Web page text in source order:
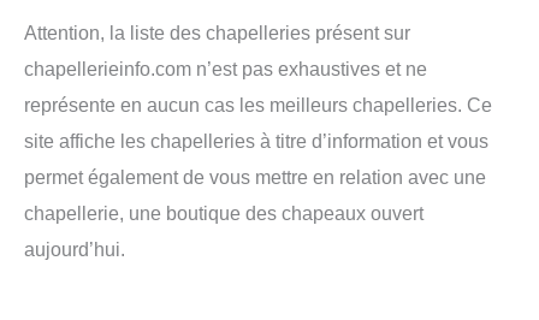
Attention, la liste des chapelleries présent sur
chapellerieinfo.com n’est pas exhaustives et ne
représente en aucun cas les meilleurs chapelleries. Ce
site affiche les chapelleries à titre d’information et vous
permet également de vous mettre en relation avec une
chapellerie, une boutique des chapeaux ouvert
aujourd’hui.